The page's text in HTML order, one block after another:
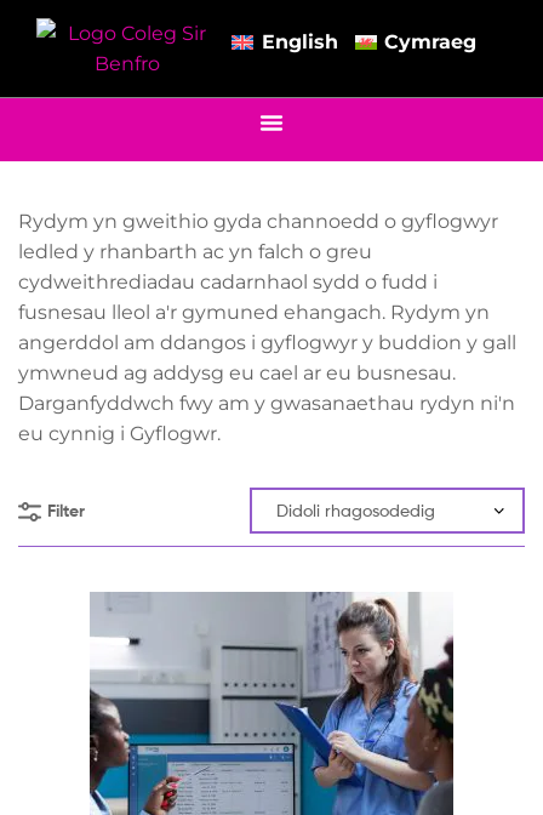
English Cymraeg
Rydym yn gweithio gyda channoedd o gyflogwyr
ledled y rhanbarth ac yn falch o greu
cydweithrediadau cadarnhaol sydd o fudd i
fusnesau lleol a'r gymuned ehangach. Rydym yn
angerddol am ddangos i gyflogwyr y buddion y gall
ymwneud ag addysg eu cael ar eu busnesau.
Darganfyddwch fwy am y gwasanaethau rydyn ni'n
eu cynnig i Gyflogwr.
Filter